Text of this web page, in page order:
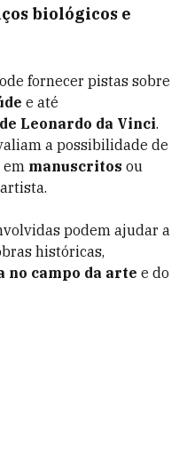
biológicos e
fornecer pistas sobre
e até
Leonardo da Vinci.
a possibilidade de
manuscritos ou
podem ajudar a
históricas,
no campo da arte e do